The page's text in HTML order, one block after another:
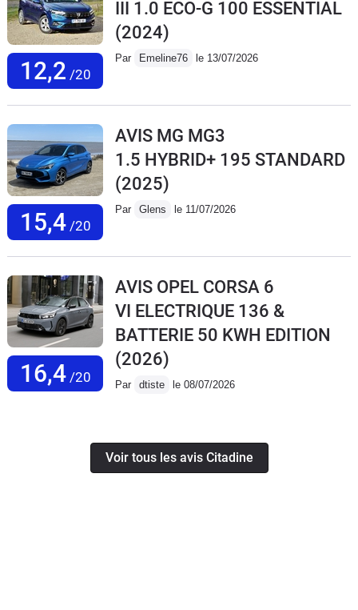
12,2 /20
III 1.0 ECO-G 100 ESSENTIAL
(2024)
Par Emeline76 le 13/07/2026
15,4/20
AVIS MG MG3
1.5 HYBRID+ 195 STANDARD
(2025)
Par Glens le 11/07/2026
16,4/20
AVIS OPEL CORSA 6
VI ELECTRIQUE 136 &
BATTERIE 50 KWH EDITION
(2026)
Par dtiste le 08/07/2026
Voir tous les avis Citadine